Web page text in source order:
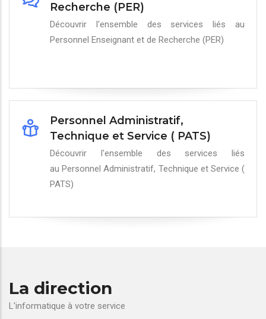
Recherche (PER)
Découvrir l'ensemble des services liés au
Personnel Enseignant et de Recherche (PER)
Personnel Administratif,
Technique et Service ( PATS)
Découvrir l'ensemble des services liés
au Personnel Administratif, Technique et Service (
PATS)
La direction
L'informatique à votre service